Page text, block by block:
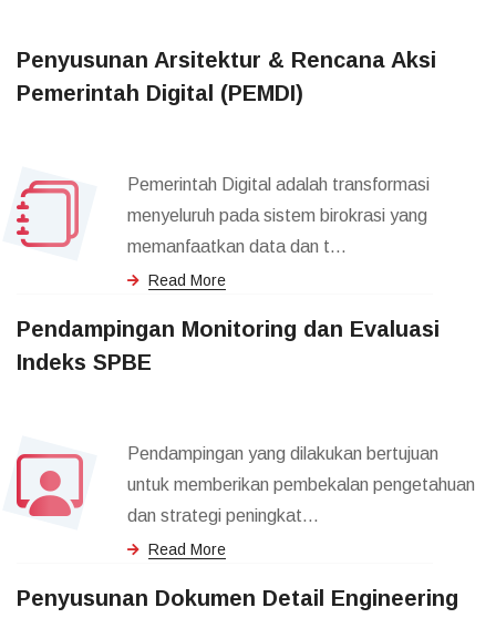
Penyusunan Arsitektur & Rencana Aksi
Pemerintah Digital (PEMDI)
Pemerintah Digital adalah transformasi
menyeluruh pada sistem birokrasi yang
memanfaatkan data dan t...
Read More
Pendampingan Monitoring dan Evaluasi
Indeks SPBE
Pendampingan yang dilakukan bertujuan
untuk memberikan pembekalan pengetahuan
dan strategi peningkat...
Read More
Penyusunan Dokumen Detail Engineering